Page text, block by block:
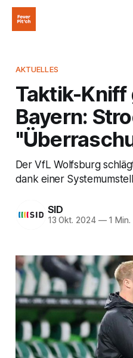
AKTUELLES
Taktik-Kniff
Bayern:
Der VfL Wolfsburg
dank einer
SID
13 Okt. 2024 —1 Min.